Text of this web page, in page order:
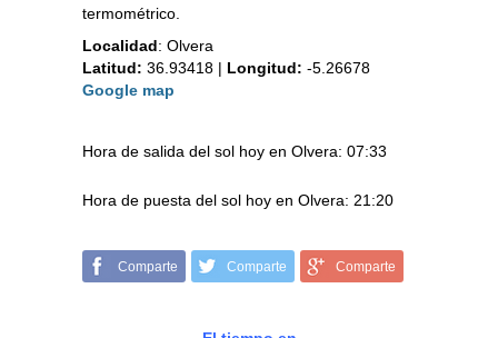
termométrico.
Localidad: Olvera
Latitud: 36.93418 | Longitud: -5.26678
Google map
Hora de salida del sol hoy en Olvera: 07:33
Hora de puesta del sol hoy en Olvera: 21:20
Comparte Comparte Comparte